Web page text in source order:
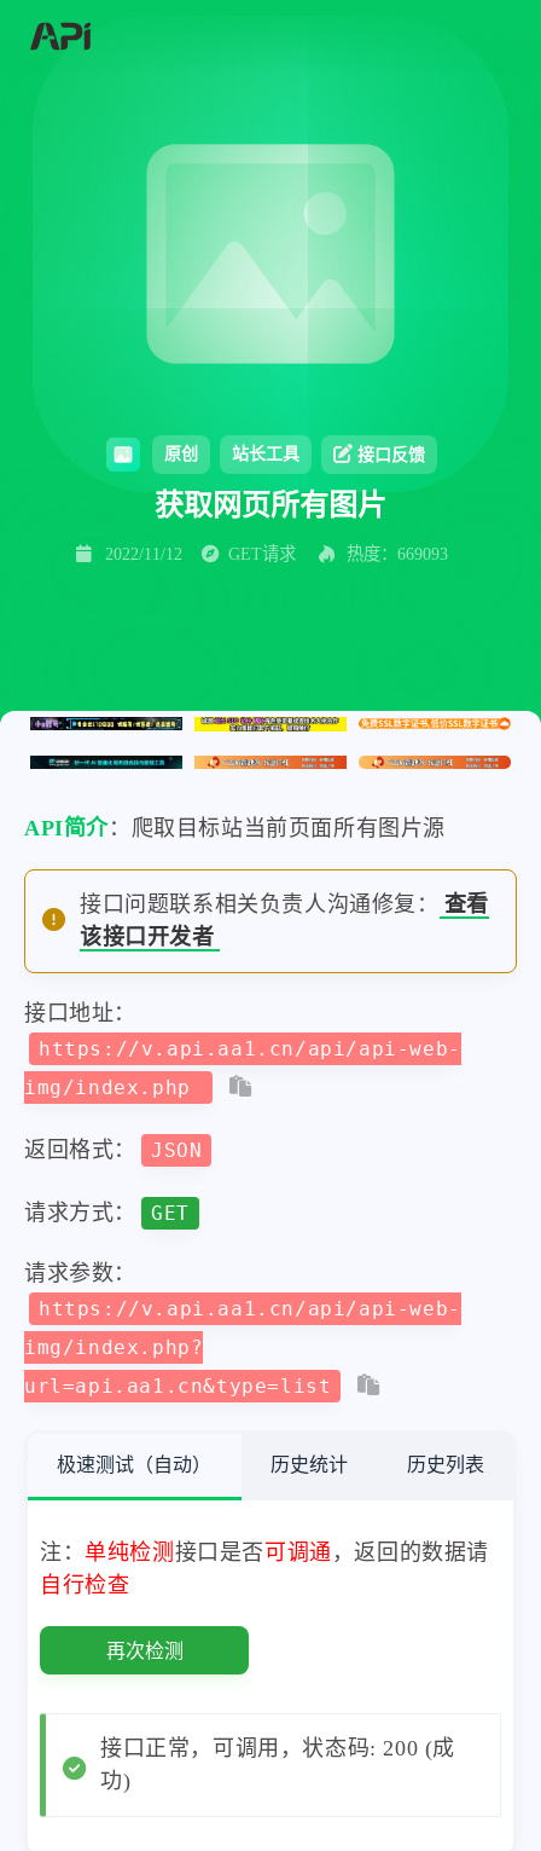
原创 站长工具 接口反馈
获取网页所有图片
2022/11/12 GET请求 热度：669093
API简介：爬取目标站当前页面所有图片源
接口问题联系相关负责人沟通修复：
查看
该接口开发者
接口地址：
https://v.api.aa1.cn/api/api-web-
img/index.php
返回格式： JSON
请求方式： GET
请求参数：
https://v.api.aa1.cn/api/api-web-
img/index.php?
url=api.aa1.cn&type=list
极速测试（自动） 历史统计 历史列表
注： 单纯检测 接口是否 可调通 ，返回的数据请
自行检查
再次检测
接口正常，可调用，状态码: 200 (成
功)